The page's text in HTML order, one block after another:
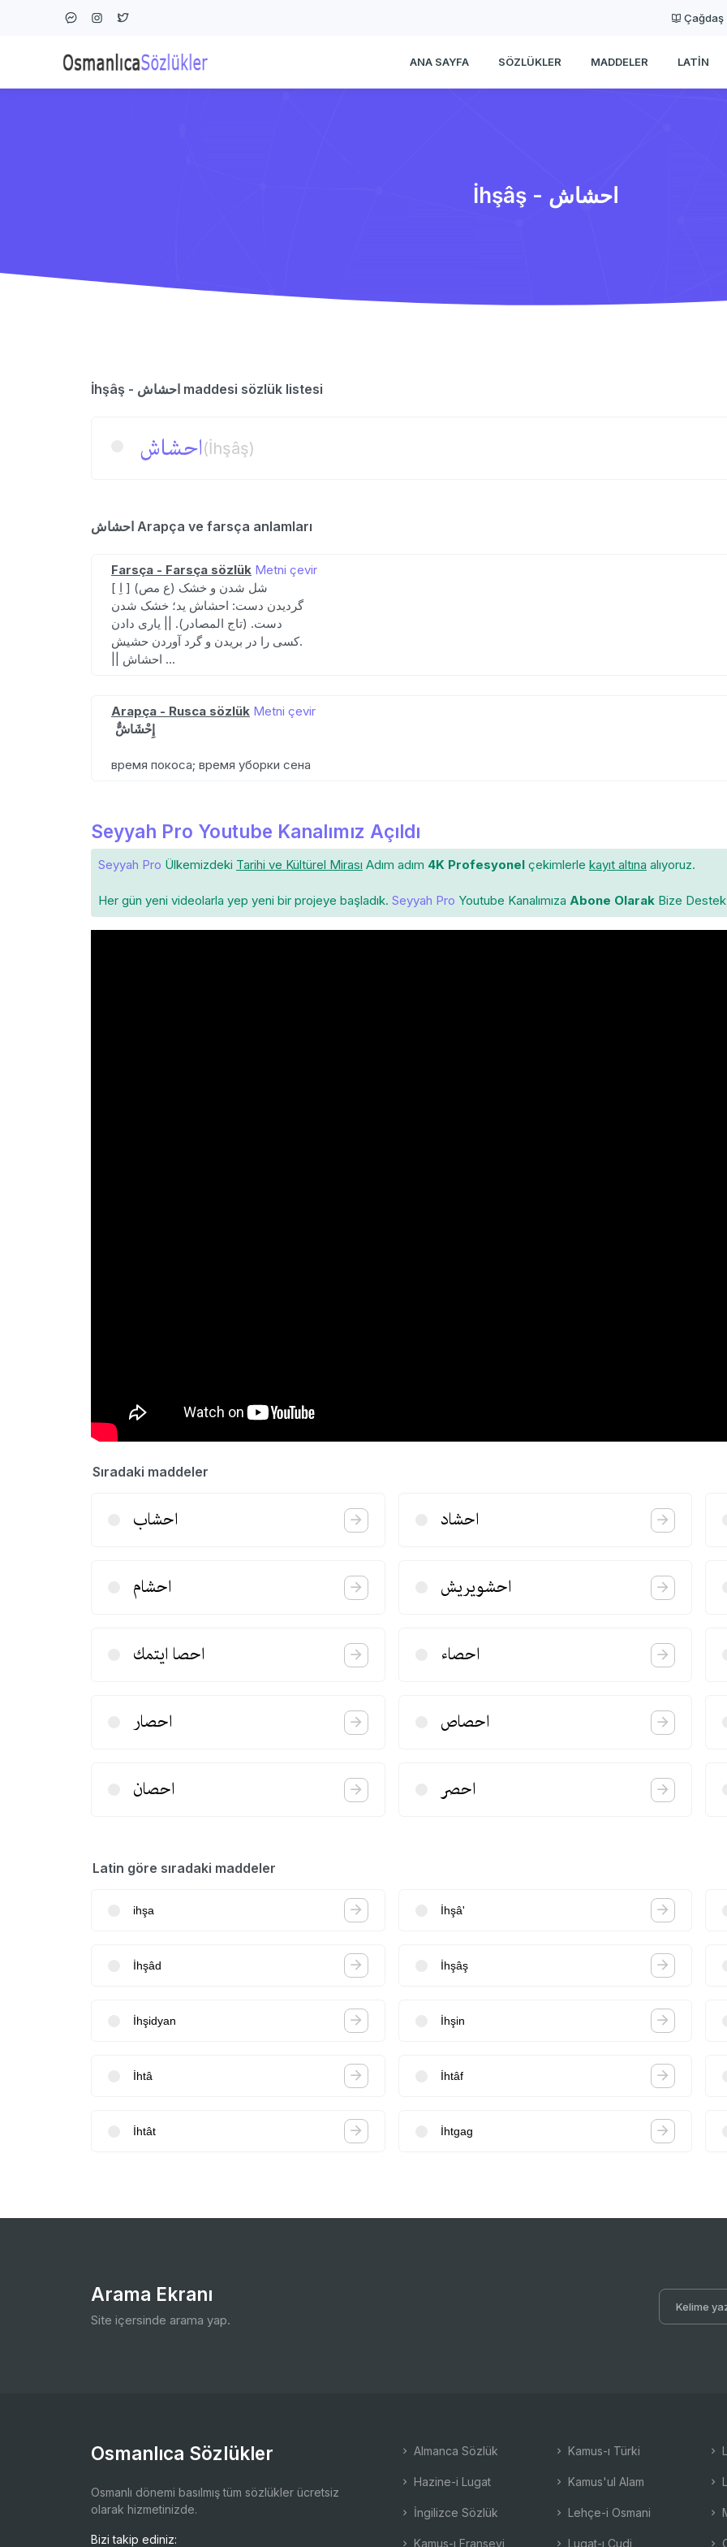
Çağdaş
ANA SAYFA SÖZLÜKLER MADDELER LATIN
İhşâş - احشاش
İhşâş - احشاش maddesi sözlük listesi
احشاش(İhşâş)
احشاش Arapça ve farsça anlamları
Farsça - Farsça sözlük Metni çevir
[ اِ ] (ع مص) شل شدن و خشک
گردیدن دست: احشاش ید؛ خشک شدن
دست. (تاج المصادر). || یاری دادن
کسی را در بریدن و گرد آوردن حشیش.
|| احشاش ...
Arapça - Rusca sözlük Metni çevir
إِحْشَاشٌّ
время покоса; время уборки сена
Seyyah Pro Youtube Kanalımız Açıldı
Seyyah Pro Ülkemizdeki Tarihi ve Kültürel Mirası Adım adım 4K Profesyonel çekimlerle kayıt altına alıyoruz.
Her gün yeni videolarla yep yeni bir projeye başladık. Seyyah Pro Youtube Kanalımıza Abone Olarak Bize Destek
Sıradaki maddeler
احشاب احشاد
احشام احشویریش
احصا ایتمك احصاء
احصار احصاص
احصان احصر
Latin göre sıradaki maddeler
ihşa İhşâ'
İhşâd İhşâş
İhşidyan İhşin
İhtâ İhtâf
İhtât İhtgag
Arama Ekranı
Site içersinde arama yap.
Osmanlıca Sözlükler
Osmanlı dönemi basılmış tüm sözlükler ücretsiz
olarak hizmetinizde.
Bizi takip ediniz:
Almanca Sözlük
Hazine-i Lugat
İngilizce Sözlük
Kamus-ı Fransevi
Kamus-ı Türki
Kamus'ul Alam
Lehçe-i Osmani
Lugat-ı Cudi